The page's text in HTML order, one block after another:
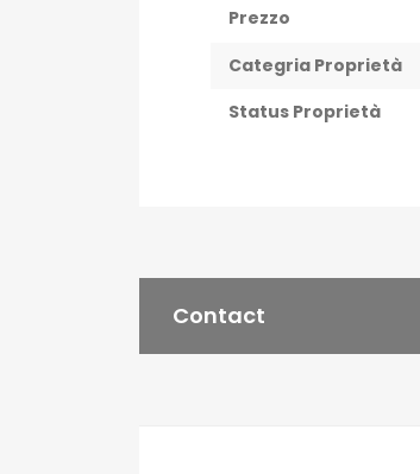
Prezzo
Categria Proprietà
Status Proprietà
Contact